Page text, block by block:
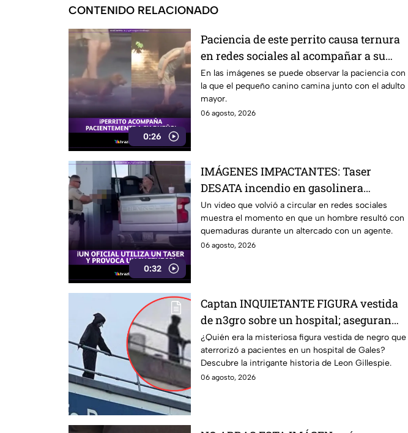
CONTENIDO RELACIONADO
0:26
Paciencia de este perrito causa ternura
en redes sociales al acompañar a su
humano adulto mayor (VIDEO)
En las imágenes se puede observar la paciencia con
la que el pequeño canino camina junto con el adulto
mayor.
06 agosto, 2026
0:32
IMÁGENES IMPACTANTES: Taser
DESATA incendio en gasolinera
durante altercado: Así ocurrió
Un video que volvió a circular en redes sociales
muestra el momento en que un hombre resultó con
quemaduras durante un altercado con un agente.
06 agosto, 2026
Captan INQUIETANTE FIGURA vestida
de n3gro sobre un hospital; aseguran
era ‘LA MU3RTE’ que venía por los
enfermos
¿Quién era la misteriosa figura vestida de negro que
aterrorizó a pacientes en un hospital de Gales?
Descubre la intrigante historia de Leon Gillespie.
06 agosto, 2026